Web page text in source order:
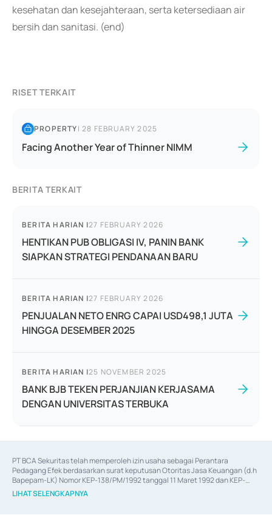
kesehatan dan kesejahteraan, serta ketersediaan air
bersih dan sanitasi. (end)
RISET TERKAIT
PROPERTY|28 FEBRUARY 2025
Facing Another Year of Thinner NIMM
BERITA TERKAIT
BERITA HARIAN |27 FEBRUARY 2026
HENTIKAN PUB OBLIGASI IV, PANIN BANK
SIAPKAN STRATEGI PENDANAAN BARU
BERITA HARIAN |27 FEBRUARY 2026
PENJUALAN NETO ENRG CAPAI USD498,1 JUTA
HINGGA DESEMBER 2025
BERITA HARIAN |25 NOVEMBER 2025
BANK BJB TEKEN PERJANJIAN KERJASAMA
DENGAN UNIVERSITAS TERBUKA
PT BCA Sekuritas telah memperoleh izin usaha sebagai Perantara
Pedagang Efek berdasarkan surat keputusan Otoritas Jasa Keuangan (d.h
Bapepam-LK) Nomor KEP-138/PM/1992 tanggal 11 Maret 1992 dan KEP-
06/D.04/2014 tanggal 28 Februari 2014, izin usaha sebagai Penjamin Emisi
Efek berdasarkan surat keputusan Otoritas Jasa Keuangan Nomor KEP-
LIHAT SELENGKAPNYA